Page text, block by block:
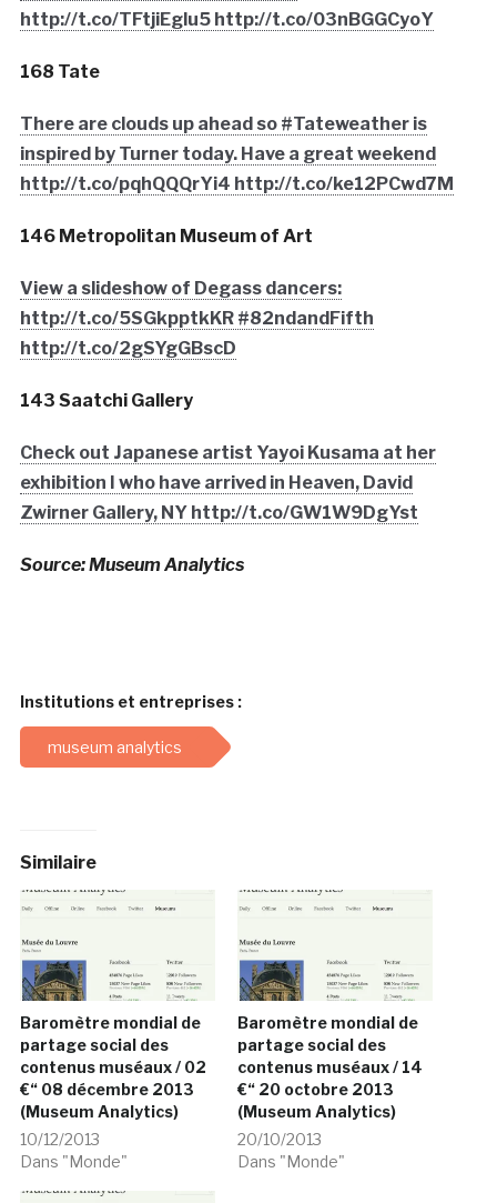
http://t.co/TFtjiEglu5 http://t.co/03nBGGCyoY
168 Tate
There are clouds up ahead so #Tateweather is
inspired by Turner today. Have a great weekend
http://t.co/pqhQQQrYi4 http://t.co/ke12PCwd7M
146 Metropolitan Museum of Art
View a slideshow of Degass dancers:
http://t.co/5SGkpptkKR #82ndandFifth
http://t.co/2gSYgGBscD
143 Saatchi Gallery
Check out Japanese artist Yayoi Kusama at her
exhibition I who have arrived in Heaven, David
Zwirner Gallery, NY http://t.co/GW1W9DgYst
Source: Museum Analytics
Institutions et entreprises :
museum analytics
Similaire
Baromètre mondial de
partage social des
contenus muséaux / 02
€“ 08 décembre 2013
(Museum Analytics)
10/12/2013
Dans "Monde"
Baromètre mondial de
partage social des
contenus muséaux / 14
€“ 20 octobre 2013
(Museum Analytics)
20/10/2013
Dans "Monde"